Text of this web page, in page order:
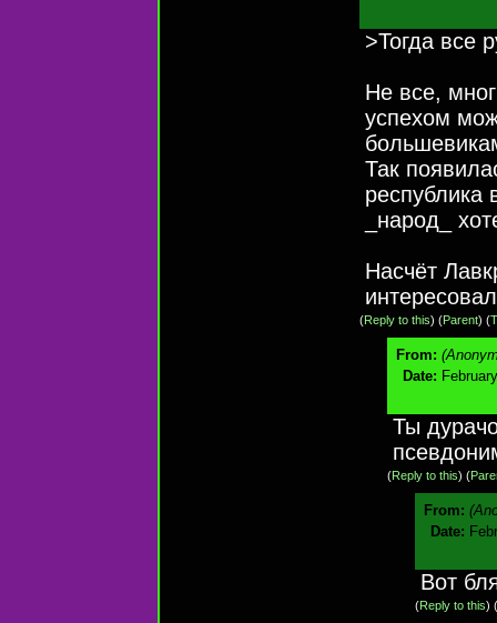
>Тогда все
Не все,
успехом
Так
республика
_народ_
Насчёт
(Reply to this) (Parent) (
From:
Date:
Ты
(Reply to this) (
From:
Date:
Вот
(Reply to this) (